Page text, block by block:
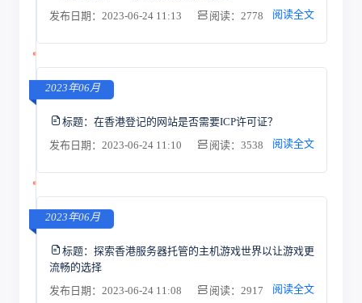
发布日期：2023-06-24 11:13
阅读：2778 阅读全文
2023年06月
标题： 在香港登记的网站是否需要ICP许可证？
发布日期：2023-06-24 11:10
阅读：3538 阅读全文
2023年06月
标题： 探索香港服务器托管的主机游戏世界以让游戏更
流畅的选择
发布日期：2023-06-24 11:08
阅读：2917 阅读全文